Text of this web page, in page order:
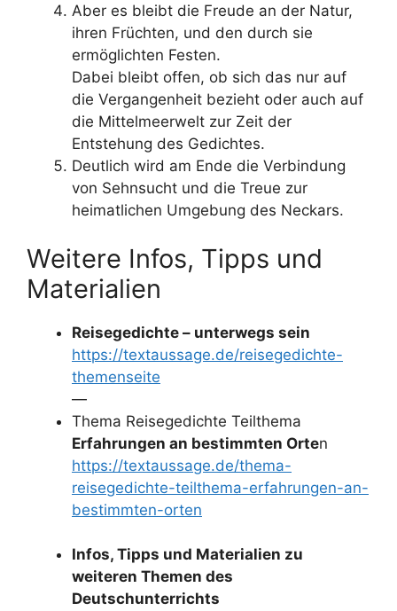
Aber es bleibt die Freude an der Natur,
ihren Früchten, und den durch sie
ermöglichten Festen.
Dabei bleibt offen, ob sich das nur auf
die Vergangenheit bezieht oder auch auf
die Mittelmeerwelt zur Zeit der
Entstehung des Gedichtes.
Deutlich wird am Ende die Verbindung
von Sehnsucht und die Treue zur
heimatlichen Umgebung des Neckars.
Weitere Infos, Tipps und
Materialien
Reisegedichte – unterwegs sein
https://textaussage.de/reisegedichte-
themenseite
—
Thema Reisegedichte Teilthema
Erfahrungen an bestimmten Orten
https://textaussage.de/thema-
reisegedichte-teilthema-erfahrungen-an-
bestimmten-orten
Infos, Tipps und Materialien zu
weiteren Themen des
Deutschunterrichts